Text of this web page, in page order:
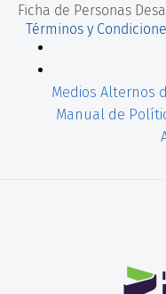
Ficha de Personas
Términos y
Medios Alternos
Manual de